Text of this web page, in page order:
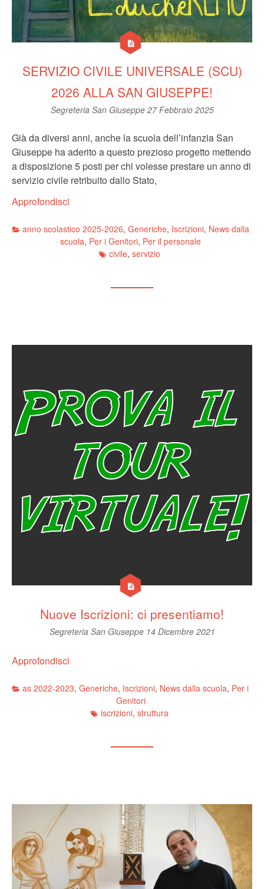
SERVIZIO CIVILE UNIVERSALE (SCU)
2026 ALLA SAN GIUSEPPE!
Segreteria San Giuseppe 27 Febbraio 2025
Già da diversi anni, anche la scuola dell’infanzia San
Giuseppe ha aderito a questo prezioso progetto mettendo
a disposizione 5 posti per chi volesse prestare un anno di
servizio civile retribuito dallo Stato,
Approfondisci
anno scolastico 2025-2026, Generiche, Iscrizioni, News dalla
scuola, Per i Genitori, Per il personale
civile, servizio
Nuove Iscrizioni: ci presentiamo!
Segreteria San Giuseppe 14 Dicembre 2021
Approfondisci
as 2022-2023, Generiche, Iscrizioni, News dalla scuola, Per i
Genitori
iscrizioni, struttura